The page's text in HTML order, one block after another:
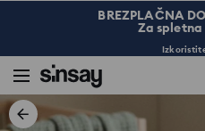
BREZPLAČNA
Za